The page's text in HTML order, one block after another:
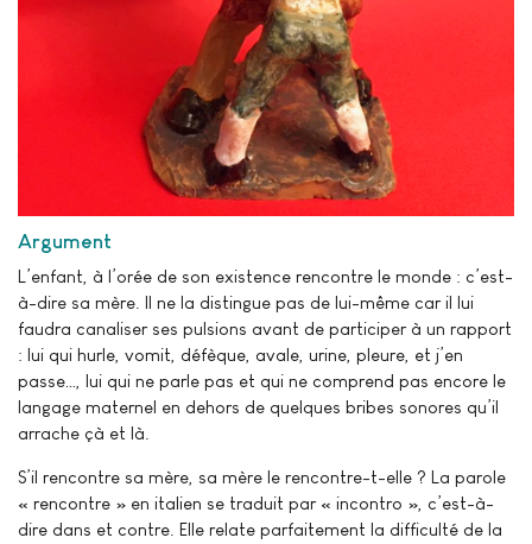
Argument
L’enfant, à l’orée de son existence rencontre le monde : c’est-
à-dire sa mère. Il ne la distingue pas de lui-même car il lui
faudra canaliser ses pulsions avant de participer à un rapport
: lui qui hurle, vomit, défèque, avale, urine, pleure, et j’en
passe…, lui qui ne parle pas et qui ne comprend pas encore le
langage maternel en dehors de quelques bribes sonores qu’il
arrache çà et là.
S’il rencontre sa mère, sa mère le rencontre-t-elle ? La parole
« rencontre » en italien se traduit par « incontro », c’est-à-
dire dans et contre. Elle relate parfaitement la difficulté de la